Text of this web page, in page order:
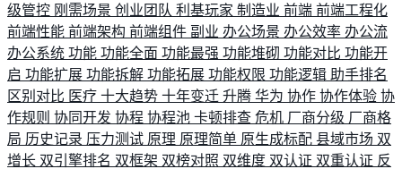
级管控 刚需场景 创业团队 利基玩家 制造业 前端 前端工程化
前端性能 前端架构 前端组件 副业 办公场景 办公效率 办公流
办公系统 功能 功能全面 功能最强 功能堆砌 功能对比 功能开
启 功能扩展 功能拆解 功能拓展 功能权限 功能逻辑 助手排名
区别对比 医疗 十大趋势 十年变迁 升腾 华为 协作 协作体验 协
作规则 协同开发 协程 协程池 卡顿排查 危机 厂商分级 厂商格
局 历史记录 压力测试 原理 原理简单 原生成标配 县域市场 双
增长 双引擎排名 双框架 双榜对照 双维度 双认证 双重认证 反